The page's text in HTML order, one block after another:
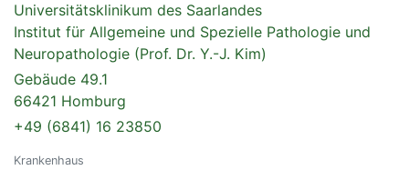
Universitätsklinikum des Saarlandes
Institut für Allgemeine und Spezielle Pathologie und
Neuropathologie (Prof. Dr. Y.-J. Kim)
Gebäude 49.1
66421 Homburg
+49 (6841) 16 23850
Krankenhaus